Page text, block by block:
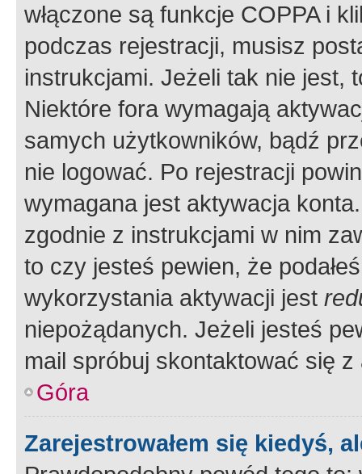
włączone są funkcje COPPA i
podczas rejestracji, musisz
instrukcjami. Jeżeli tak nie jest,
Niektóre fora wymagają
samych użytkowników, bądź
nie logować. Po rejestracji
wymagana jest aktywacja
zgodnie z instrukcjami w nim
to czy jesteś pewien, że
wykorzystania aktywacji jest
niepożądanych. Jeżeli jesteś
mail spróbuj skontaktować się
Góra
Zarejestrowałem się kiedyś,